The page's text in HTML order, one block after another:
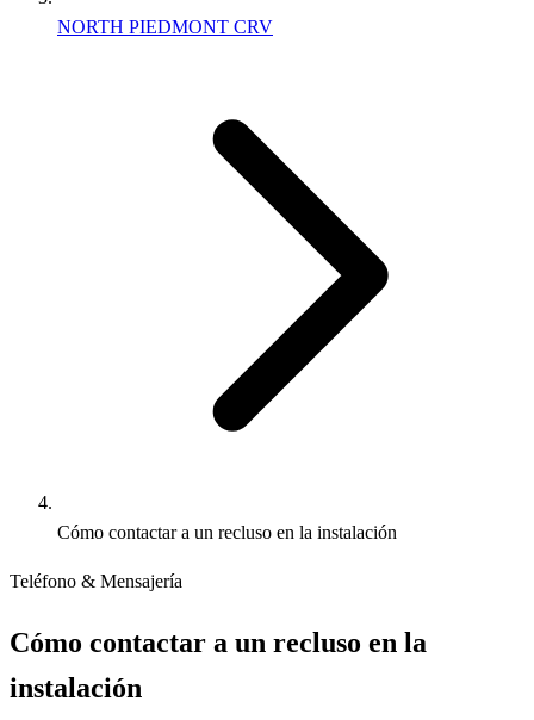
NORTH PIEDMONT CRV
Cómo contactar a un recluso en la instalación
Teléfono & Mensajería
Cómo contactar a un recluso en la
instalación